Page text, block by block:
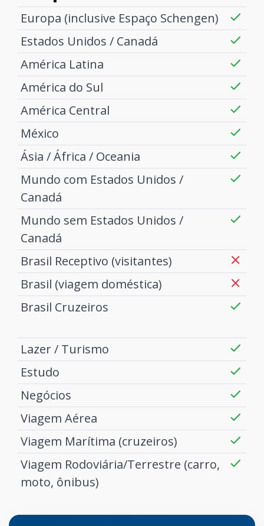
Europa (inclusive Espaço Schengen)
Estados Unidos / Canadá
América Latina
América do Sul
América Central
México
Ásia / África / Oceania
Mundo com Estados Unidos /
Canadá
Mundo sem Estados Unidos /
Canadá
Brasil Receptivo (visitantes)
Brasil (viagem doméstica)
Brasil Cruzeiros
Lazer / Turismo
Estudo
Negócios
Viagem Aérea
Viagem Marítima (cruzeiros)
Viagem Rodoviária/Terrestre (carro,
moto, ônibus)